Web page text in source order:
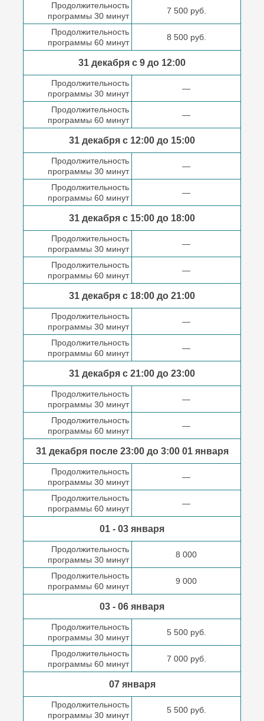
Продолжительность
программы 30 минут
7 500 руб.
Продолжительность
программы 60 минут
8 500 руб.
31 декабря с 9 до 12:00
Продолжительность
программы 30 минут
—
Продолжительность
программы 60 минут
—
31 декабря с 12:00 до 15:00
Продолжительность
программы 30 минут
—
Продолжительность
программы 60 минут
—
31 декабря с 15:00 до 18:00
Продолжительность
программы 30 минут
—
Продолжительность
программы 60 минут
—
31 декабря с 18:00 до 21:00
Продолжительность
программы 30 минут
—
Продолжительность
программы 60 минут
—
31 декабря с 21:00 до 23:00
Продолжительность
программы 30 минут
—
Продолжительность
программы 60 минут
—
31 декабря после23:00 до 3:0001 января
Продолжительность
программы 30 минут
—
Продолжительность
программы 60 минут
—
01 - 03 января
Продолжительность
программы 30 минут
8 000
Продолжительность
программы 60 минут
9 000
03 - 06 января
Продолжительность
программы 30 минут
5 500 руб.
Продолжительность
программы 60 минут
7 000 руб.
07 января
Продолжительность
программы 30 минут
5 500 руб.